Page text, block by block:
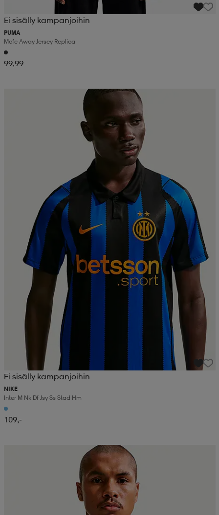
Ei sisälly kampanjoihin
PUMA
Mcfc Away Jersey Replica
99,99
Ei sisälly kampanjoihin
NIKE
Inter M Nk Df Jsy Ss Stad Hm
109,-